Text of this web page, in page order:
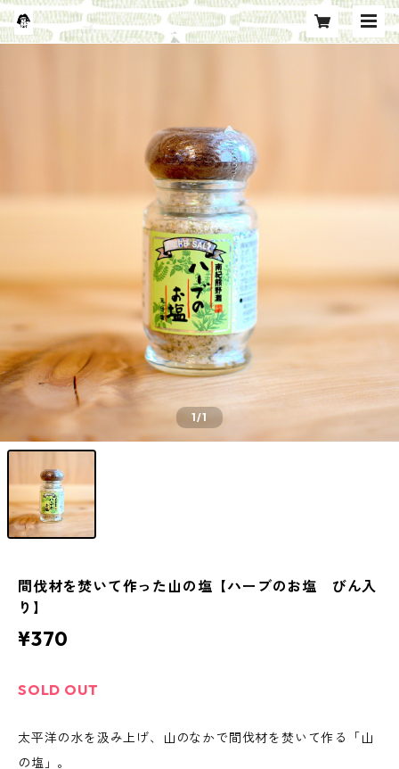
1/1
間伐材を焚いて作った山の塩【ハーブのお塩 びん入
り】
¥370
SOLD OUT
太平洋の水を汲み上げ、山のなかで間伐材を焚いて作る「山
の塩」。